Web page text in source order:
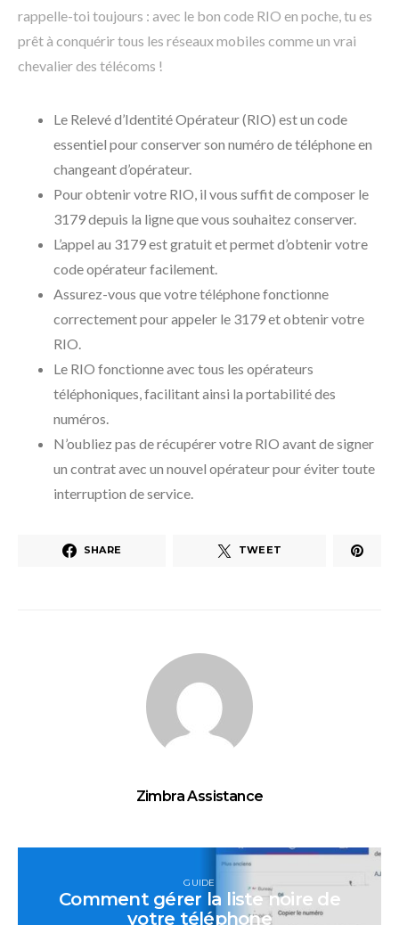
rappelle-toi toujours : avec le bon code RIO en poche, tu es
prêt à conquérir tous les réseaux mobiles comme un vrai
chevalier des télécoms !
Le Relevé d’Identité Opérateur (RIO) est un code
essentiel pour conserver son numéro de téléphone en
changeant d’opérateur.
Pour obtenir votre RIO, il vous suffit de composer le
3179 depuis la ligne que vous souhaitez conserver.
L’appel au 3179 est gratuit et permet d’obtenir votre
code opérateur facilement.
Assurez-vous que votre téléphone fonctionne
correctement pour appeler le 3179 et obtenir votre
RIO.
Le RIO fonctionne avec tous les opérateurs
téléphoniques, facilitant ainsi la portabilité des
numéros.
N’oubliez pas de récupérer votre RIO avant de signer
un contrat avec un nouvel opérateur pour éviter toute
interruption de service.
SHARE TWEET
Zimbra Assistance
GUIDE
Comment gérer la liste noire de
votre téléphone